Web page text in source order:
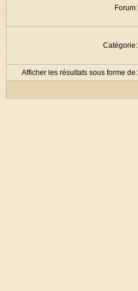
Forum:
Catégorie:
Afficher les résultats sous forme de: